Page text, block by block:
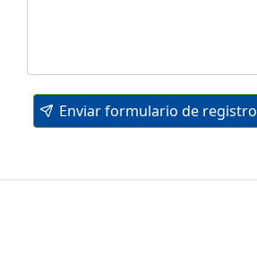
Enviar formulario de registro